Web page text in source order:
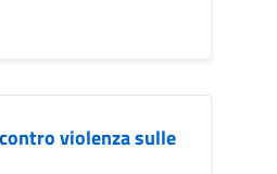
violenza sulle